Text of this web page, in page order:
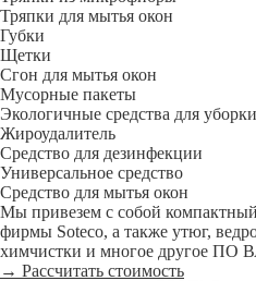
Тряпки для мытья окон
Губки
Щетки
Сгон для мытья окон
Мусорные пакеты
Экологичные средства для
Жироудалитель
Средство для дезинфекции
Универсальное средство
Средство для мытья окон
Мы привезем с собой
фирмы Soteco, а также утюг,
химчистки и многое другое
→ Рассчитать стоимость